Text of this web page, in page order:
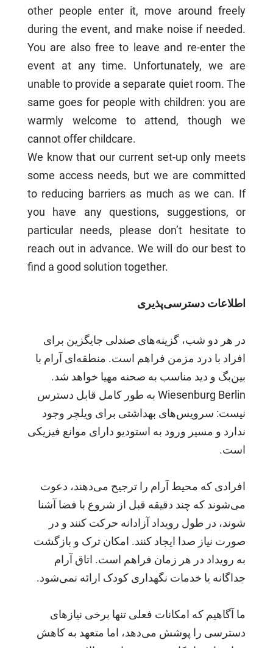
other people enter it, move around freely
during the event, and make noise if needed.
You are also free to leave and re-enter the
event at any time. Unfortunately, we are
unable to provide a separate quiet room. The
same goes for people with children: you are
warmly welcome to attend, though we
cannot offer childcare.
We know that our current set-up only meets
some access needs, but we are committed
to reducing barriers as much as we can. If
you have any questions, suggestions, or
particular needs, please don’t hesitate to
reach out in advance. We will do our best to
find a good solution together.
اطلاعات دسترسی‌پذیری
در هر دو شب، گزینه‌های صندلی جایگزین برای
افراد با درد مزمن فراهم است. منطقه‌ای آرام با
بین‌بگ و دید مناسب به صحنه مهیا خواهد شد.
Wiesenburg Berlin به طور کامل قابل دسترس
نیست: سرویس‌های بهداشتی برای ویلچر وجود
ندارد و مسیر ورود به استودیو دارای موانع فیزیکی
است.
افرادی که محیط آرام را ترجیح می‌دهند، دعوت
می‌شوند که چند دقیقه قبل از شروع با فضا آشنا
شوند، در طول رویداد آزادانه حرکت کنند و در
صورت نیاز صدا ایجاد کنند. امکان ترک و بازگشت
به رویداد در هر زمان فراهم است. اتاق آرام
جداگانه یا خدمات نگهداری کودک ارائه نمی‌شود.
ما آگاهیم که امکانات فعلی تنها برخی نیازهای
دسترسی را پوشش می‌دهد، اما متعهد به کاهش